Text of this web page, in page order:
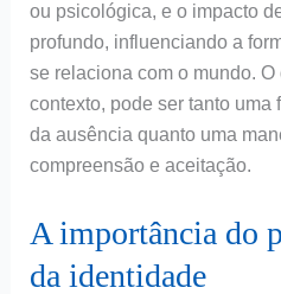
ou psicológica, e o impacto
profundo, influenciando a
se relaciona com o mundo.
contexto, pode ser tanto uma
da ausência quanto uma
compreensão e aceitação.
A importância do
da identidade